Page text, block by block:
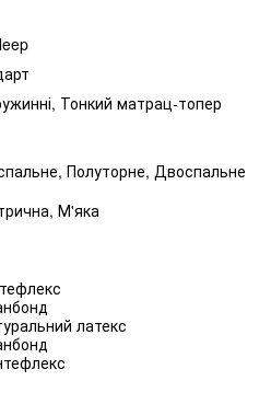
Тонкий матрац-топер
Полуторне, Двоспальне
М'яка
латекс